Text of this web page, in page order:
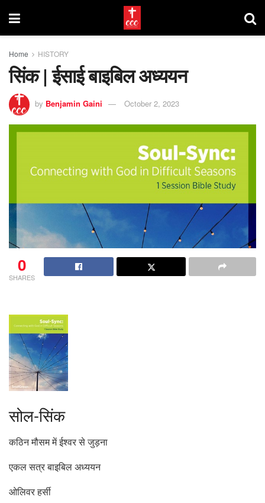
Home HISTORY
सिंक | ईसाई बाइबिल अध्ययन
by Benjamin Gaini October 2, 2023
0
SHARES
सोल-सिंक
कठिन मौसम में ईश्वर से जुड़ना
एकल सत्र बाइबिल अध्ययन
ओलिवर हर्सी